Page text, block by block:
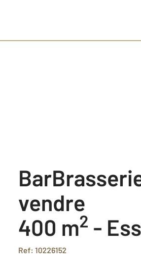
BarBrasserieTabac à
vendre
400 m2 -
Ref: 10226152